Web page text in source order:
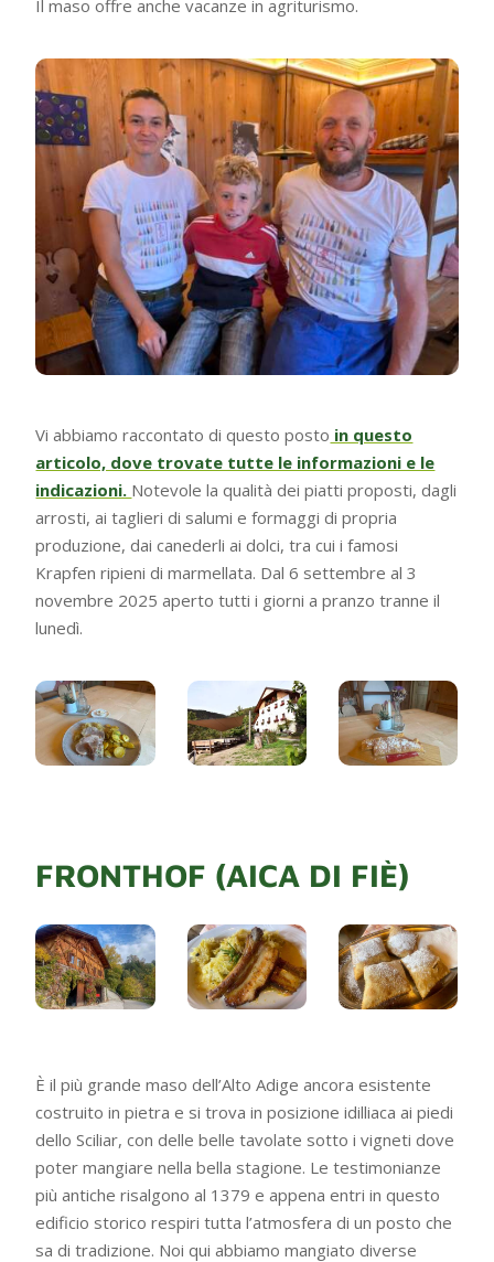
Il maso offre anche vacanze in agriturismo.
Vi abbiamo raccontato di questo posto in questo
articolo, dove trovate tutte le informazioni e le
indicazioni. Notevole la qualità dei piatti proposti, dagli
arrosti, ai taglieri di salumi e formaggi di propria
produzione, dai canederli ai dolci, tra cui i famosi
Krapfen ripieni di marmellata. Dal 6 settembre al 3
novembre 2025 aperto tutti i giorni a pranzo tranne il
lunedì.
FRONTHOF (AICA DI FIÈ)
È il più grande maso dell’Alto Adige ancora esistente
costruito in pietra e si trova in posizione idilliaca ai piedi
dello Sciliar, con delle belle tavolate sotto i vigneti dove
poter mangiare nella bella stagione. Le testimonianze
più antiche risalgono al 1379 e appena entri in questo
edificio storico respiri tutta l’atmosfera di un posto che
sa di tradizione. Noi qui abbiamo mangiato diverse